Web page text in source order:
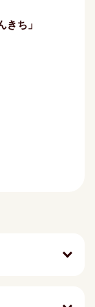
きち」